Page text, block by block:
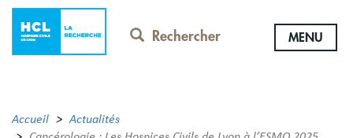
Aller
contenu
Rechercher MENU
Accueil
Actualités